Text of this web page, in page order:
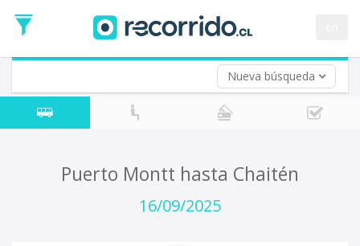
Nueva búsqueda
de
Ida
Vuelta (opcional)
Fecha
de
Puerto Montt hasta Chaitén
16/09/2025